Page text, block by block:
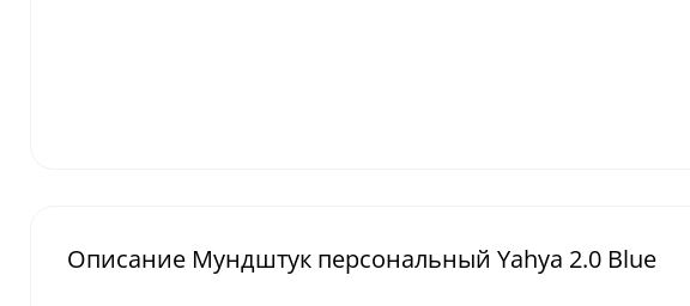
Описание Мундштук персональный Yahya 2.0 Blue